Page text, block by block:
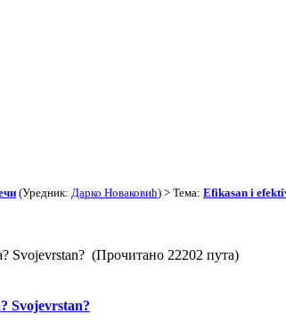
(Уредник: Дарко Новаковић) > Тема: Efikasan i
Svojevrstan? (Прочитано 22202 пута)
Svojevrstan?